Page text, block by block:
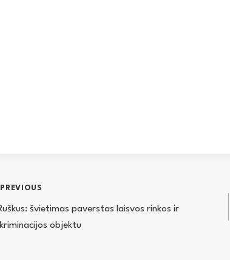
PREVIOUS
švietimas paverstas laisvos rinkos ir
objektu